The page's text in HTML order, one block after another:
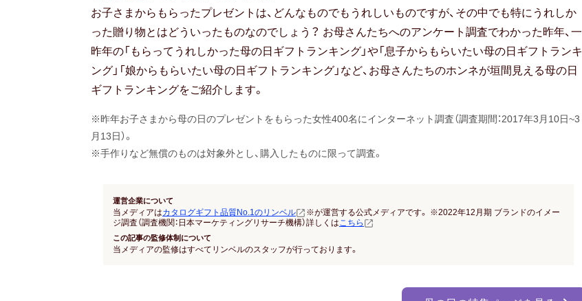
お子さまからもらったプレゼントは、どんなものでもうれしいものですが、その中でも特にうれしか
った贈り物とはどういったものなのでしょう？ お母さんたちへのアンケート調査でわかった昨年、一
昨年の「もらってうれしかった母の日ギフトランキング」や「息子からもらいたい母の日ギフトランキ
ング」「娘からもらいたい母の日ギフトランキング」など、お母さんたちのホンネが垣間見える母の日
ギフトランキングをご紹介します。
※昨年お子さまから母の日のプレゼントをもらった女性400名にインターネット調査（調査期間：2017年3月10日~3
月13日）。
※手作りなど無償のものは対象外とし、購入したものに限って調査。
運営企業について
当メディアはカタログギフト品質No.1のリンベル
※が運営する公式メディアです。 ※2022年12月期 ブランドのイメー
ジ調査（調査機関：日本マーケティングリサーチ機構）詳しくはこちら
この記事の監修体制について
当メディアの監修はすべてリンベルのスタッフが行っております。